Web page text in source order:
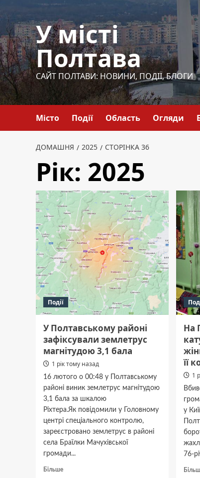
до
вмісту
У місті
Полтава
САЙТ ПОЛТАВИ: НОВИНИ, ПОДІЇ, БЛОГИ
Місто Події Область Огляди
ДОМАШНЯ 2025 СТОРІНКА 36
Рік: 2025
Події
У Полтавському районі
зафіксували землетрус
магнітудою 3,1 бала
1 рік тому назад
16 лютого о 00:48 у Полтавському
районі виник землетрус магнітудою
3,1 бала за шкалою
Ріхтера.Як повідомили у Головному
центрі спеціального контролю,
зареєстровано землетрус в районі
села Браїлки Мачухівської
громади...
БільшеДокладніше
На
її
1
у
76-